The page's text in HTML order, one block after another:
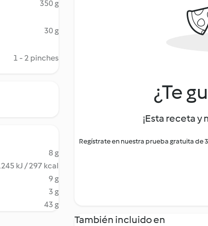
350 g
30 g
1 - 2 pinches
8 g
kJ / 297 kcal
9 g
3 g
43 g
¿Te
¡Esta receta y
Regístrate en nuestra prueba gratuita
También incluido en